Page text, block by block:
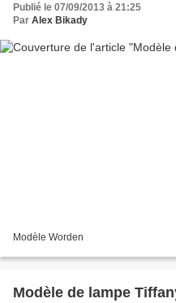
Publié le 07/09/2013 à 21:25
Par Alex Bikady
Modèle Worden
Modèle de lampe